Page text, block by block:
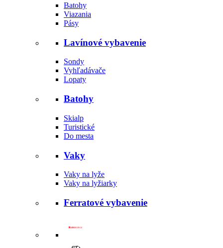
Batohy
Viazania
Pásy
Lavínové vybavenie
Sondy
Vyhľadávače
Lopaty
Batohy
Skialp
Turistické
Do mesta
Vaky
Vaky na lyže
Vaky na lyžiarky
Ferratové vybavenie